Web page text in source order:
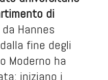
di
Hannes
fine degli
Moderno ha
iniziano i